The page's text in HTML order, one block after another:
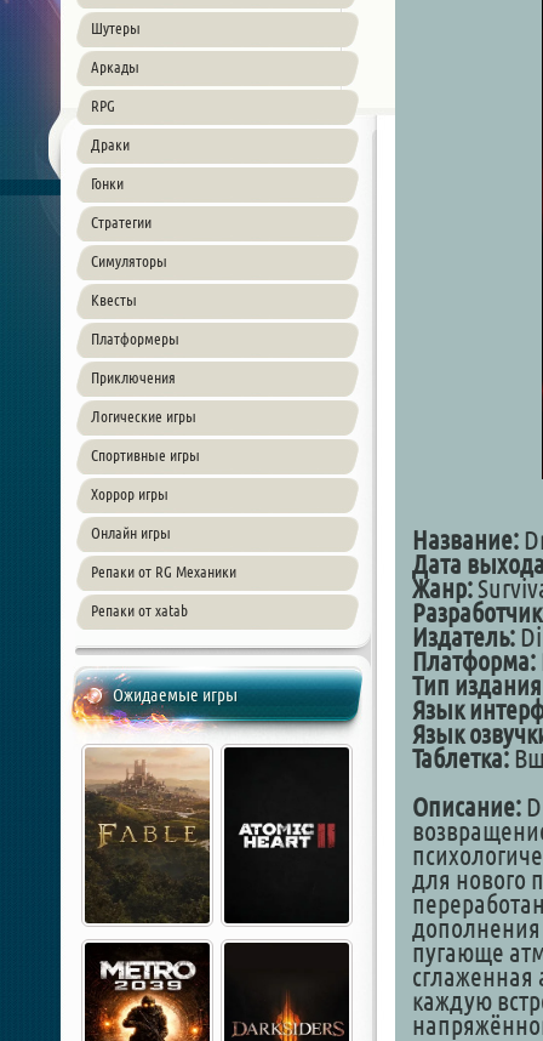
Шутеры
Аркады
RPG
Драки
Гонки
Стратегии
Симуляторы
Квесты
Платформеры
Приключения
Логические игры
Спортивные игры
Хоррор игры
Онлайн игры
Репаки от RG Механики
Репаки от xatab
Ожидаемые игры
Название:
Дата
Жанр:
Издатель:
Платформа:
Тип издания
Язык
Язык
Таблетка:
Описание:
для нового
пугающе
каждую